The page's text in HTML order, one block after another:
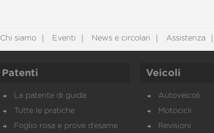
Chi siamo Eventi News e circolari Assistenza
Patenti
La patente di guida
Tutte le pratiche
Foglio rosa e prove d’esame
Veicoli
Autoveicoli
Motocicli
Revisioni